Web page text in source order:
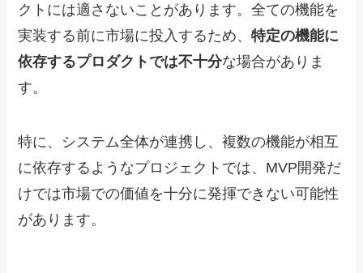
クトには適さないことがあります。全ての機能を
実装する前に市場に投入するため、特定の機能に
依存するプロダクトでは不十分な場合がありま
す。
特に、システム全体が連携し、複数の機能が相互
に依存するようなプロジェクトでは、MVP開発だ
けでは市場での価値を十分に発揮できない可能性
があります。